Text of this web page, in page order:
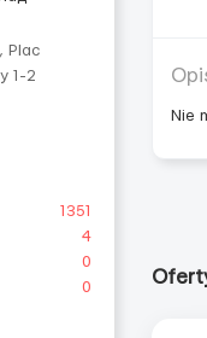
Plac
1-2
1351
4
0
0
Nie